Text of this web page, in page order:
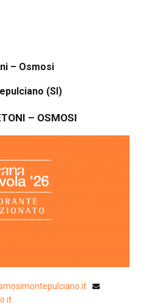
– Osmosi
(SI)
– OSMOSI